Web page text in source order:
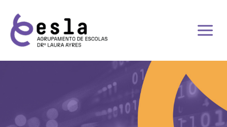
content